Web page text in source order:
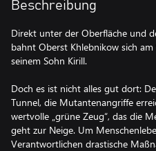
Beschreibung
Direkt unter der Oberfläche und
bahnt Oberst Khlebnikow sich
seinem Sohn Kirill.
Doch es ist nicht alles gut dort:
Tunnel, die Mutantenangriffe
wertvolle „grüne Zeug“, das die
geht zur Neige. Um
Verantwortlichen drastische